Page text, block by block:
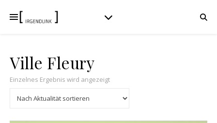
Ville Fleury
Einzelnes Ergebnis wird angezeigt